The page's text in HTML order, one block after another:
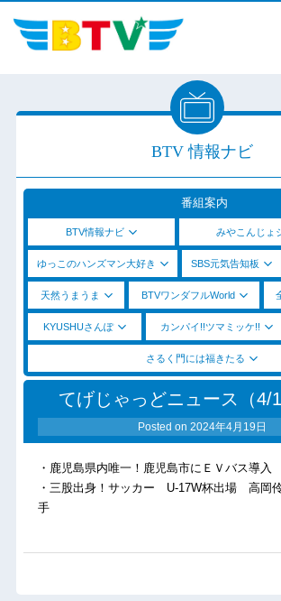
BTV 情報ナビ
番組案内
BTV情報ナビ みやこんじょ
ゆっこのハンズマン大好き SBS元気告知板
天然うまうま BTVワンダフルWorld
KYUSHUさんぽ カンパイ!!ツマミッケ!!
さるく門には福きたる
てげじゃっどニュース（4/
Posted on 2024年4月19日
・鹿児島県内唯一！鹿児島市にＥＶバス導入
・三股出身！サッカー U-17W杯出場 高岡
手